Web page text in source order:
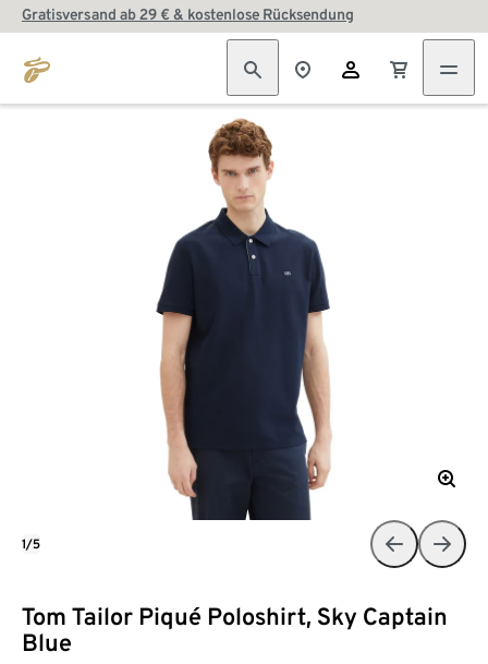
Gratisversand ab 29 € & kostenlose Rücksendung
Tom Tailor Piqué Poloshirt, Sky Captain
Blue
1/5